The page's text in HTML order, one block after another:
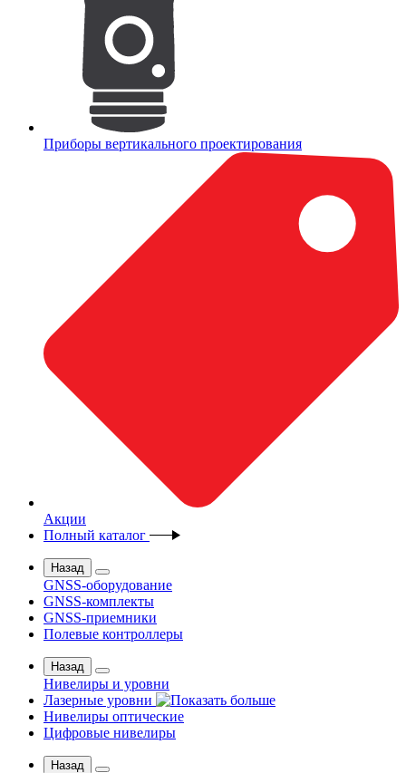
Приборы вертикального проектирования
Акции
Полный каталог
Назад
GNSS-оборудование
GNSS-комплекты
GNSS-приемники
Полевые контроллеры
Назад
Нивелиры и уровни
Лазерные уровни
Нивелиры оптические
Цифровые нивелиры
Назад